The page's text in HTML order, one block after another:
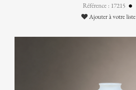
Référence : 17215
Ajouter à votre liste